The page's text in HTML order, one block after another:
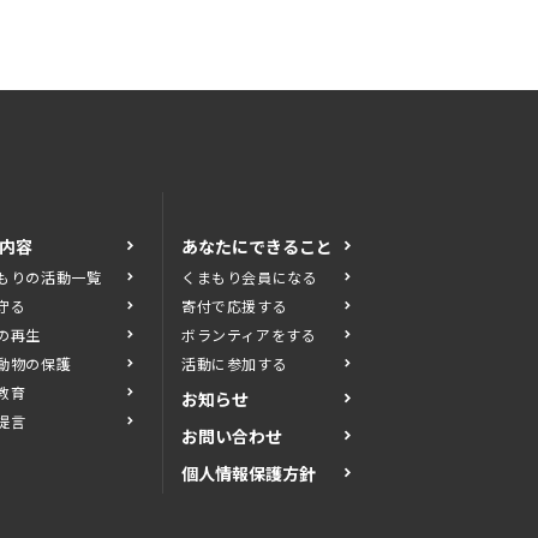
容
りの活動一覧
る
再生
物の保護
育
言
あなたにできること
くまもり会員になる
寄付で応援する
ボランティアをする
活動に参加する
お知らせ
お問い合わせ
個人情報保護方針